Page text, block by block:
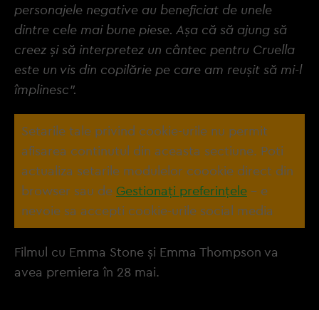
personajele negative au beneficiat de unele
dintre cele mai bune piese. Așa că să ajung să
creez și să interpretez un cântec pentru Cruella
este un vis din copilărie pe care am reușit să mi-l
împlinesc”.
Setarile tale privind cookie-urile nu permit
afisarea continutul din aceasta sectiune. Poti
actualiza setarile modulelor coookie direct din
browser sau de Gestionați preferințele – e
nevoie sa accepti cookie-urile social media
Filmul cu Emma Stone și Emma Thompson va
avea premiera în 28 mai.